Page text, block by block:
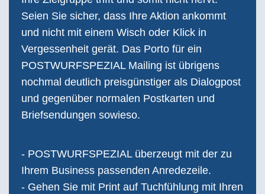
Seien Sie sicher, dass Ihre Aktion ankommt
und nicht mit einem Wisch oder Klick in
Vergessenheit gerät. Das Porto für ein
POSTWURFSPEZIAL Mailing ist übrigens
nochmal deutlich preisgünstiger als Dialogpost
und gegenüber normalen Postkarten und
Briefsendungen sowieso.
- POSTWURFSPEZIAL überzeugt mit der zu
Ihrem Business passenden Anredezeile.
- Gehen Sie mit Print auf Tuchfühlung mit Ihren